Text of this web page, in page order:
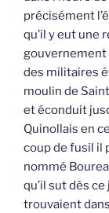
précisément
qu’il y eut une
gouvernement
des militaires
moulin de
et éconduit
Quinollais en
coup de fusil il
nommé
qu’il sut dès
trouvaient